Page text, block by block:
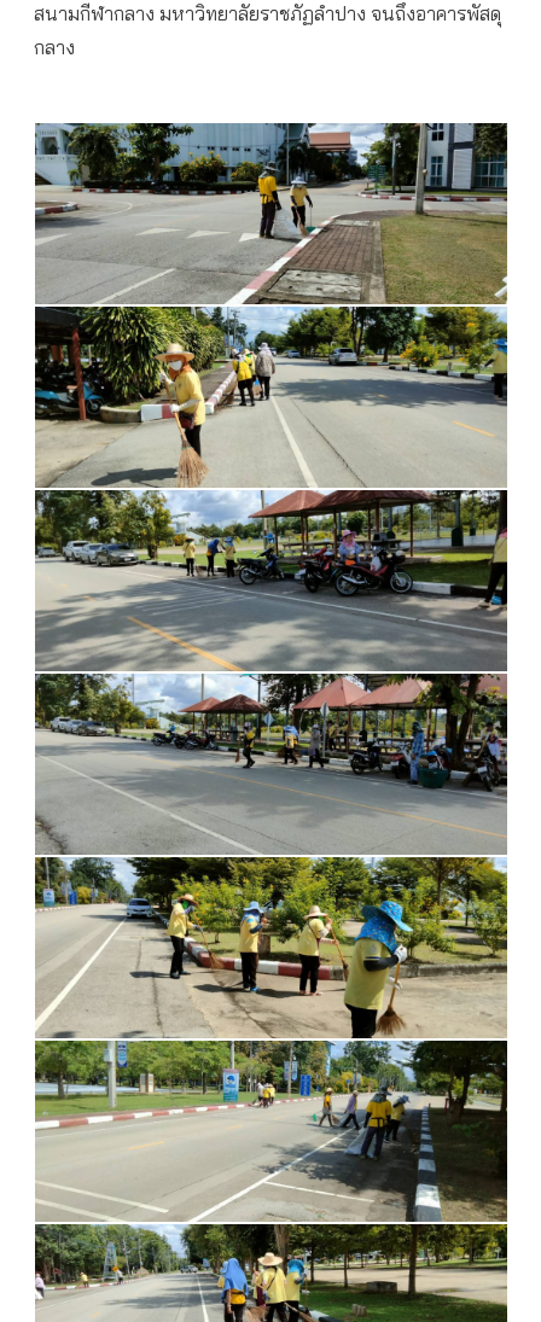
สนามกีฬากลาง มหาวิทยาลัยราชภัฏลำปาง จนถึงอาคารพัสดุ
กลาง